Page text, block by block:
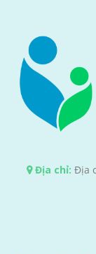
Địa chỉ: Địa